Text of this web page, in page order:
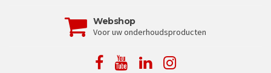
Webshop
Voor uw onderhoudsproducten